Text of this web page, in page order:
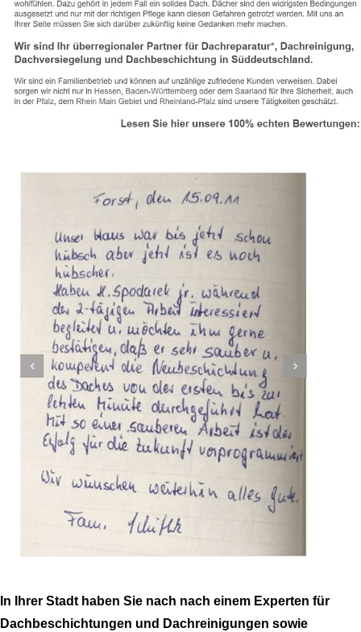
In Ihrer Stadt haben Sie nach nach einem Experten für
Dachbeschichtungen und Dachreinigungen sowie